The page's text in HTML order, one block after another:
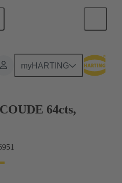
myHARTING
à carte fille
64cts,